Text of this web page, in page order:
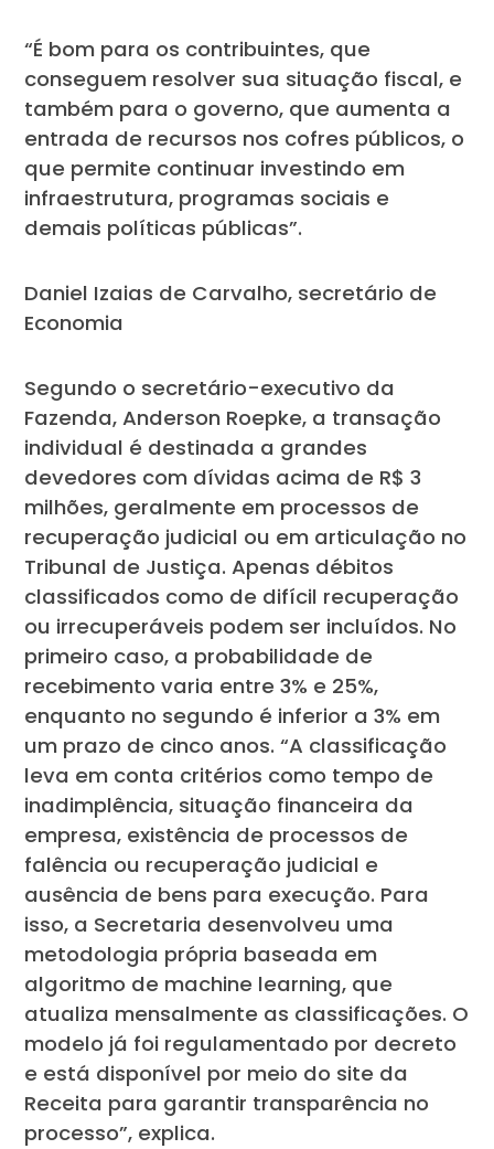
“É bom para os contribuintes, que
conseguem resolver sua situação fiscal, e
também para o governo, que aumenta a
entrada de recursos nos cofres públicos, o
que permite continuar investindo em
infraestrutura, programas sociais e
demais políticas públicas”.
Daniel Izaias de Carvalho, secretário de
Economia
Segundo o secretário-executivo da
Fazenda, Anderson Roepke, a transação
individual é destinada a grandes
devedores com dívidas acima de R$ 3
milhões, geralmente em processos de
recuperação judicial ou em articulação no
Tribunal de Justiça. Apenas débitos
classificados como de difícil recuperação
ou irrecuperáveis podem ser incluídos. No
primeiro caso, a probabilidade de
recebimento varia entre 3% e 25%,
enquanto no segundo é inferior a 3% em
um prazo de cinco anos. “A classificação
leva em conta critérios como tempo de
inadimplência, situação financeira da
empresa, existência de processos de
falência ou recuperação judicial e
ausência de bens para execução. Para
isso, a Secretaria desenvolveu uma
metodologia própria baseada em
algoritmo de machine learning, que
atualiza mensalmente as classificações. O
modelo já foi regulamentado por decreto
e está disponível por meio do site da
Receita para garantir transparência no
processo”, explica.